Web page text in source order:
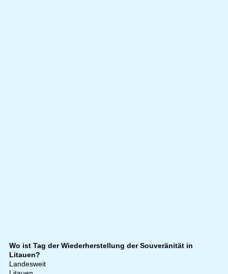
Wo ist Tag der Wiederherstellung der Souveränität in
Litauen?
Landesweit